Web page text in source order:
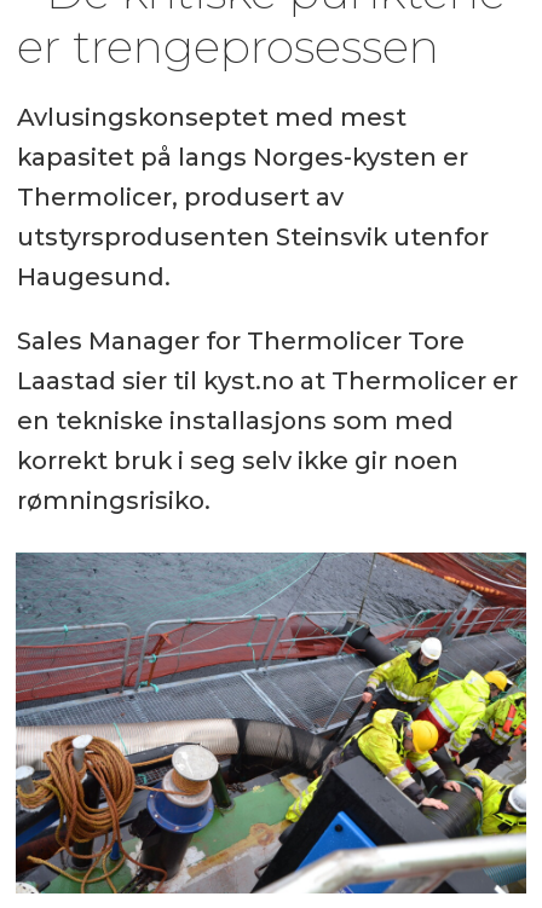
er trengeprosessen
Avlusingskonseptet med mest
kapasitet på langs Norges-kysten er
Thermolicer, produsert av
utstyrsprodusenten Steinsvik utenfor
Haugesund.
Sales Manager for Thermolicer Tore
Laastad sier til kyst.no at Thermolicer er
en tekniske installasjons som med
korrekt bruk i seg selv ikke gir noen
rømningsrisiko.